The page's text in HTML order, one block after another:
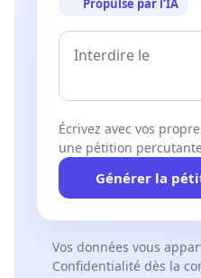
Propulsé par l’IA
Écrivez avec vos
une pétition
Générer la
Vos données vous
Confidentialité dès la